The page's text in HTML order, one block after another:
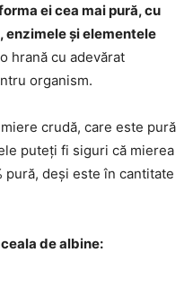
ei cea mai pură, cu
și elementele
hrană cu adevărat
organism.
crudă, care este pură
puteți fi siguri că mierea
pură, deși este în cantitate
de albine: